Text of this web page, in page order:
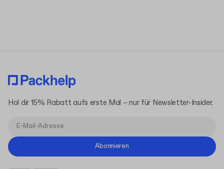
Hol dir 15% Rabatt aufs erste Mal – nur für Newsletter-Insider.
Abonnieren